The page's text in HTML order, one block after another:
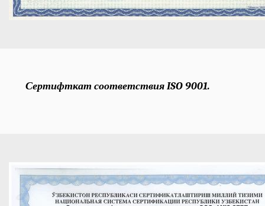
Сертифткат соответствия ISO 9001.